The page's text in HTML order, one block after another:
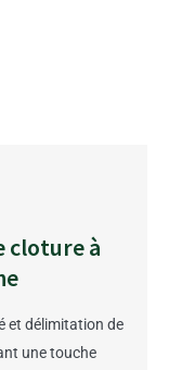
cloture à
et délimitation de
une touche